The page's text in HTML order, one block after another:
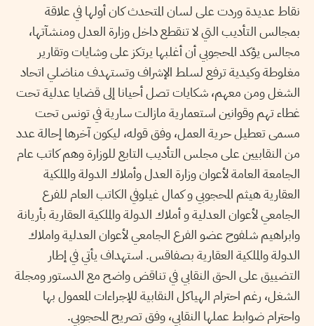
نقاط عديدة وردت على لسان المتحدث كان أولها في علاقة
بمجالس التأديب التي لا تنقطع داخل وزارة العدل ومنشآتها،
مجالس يؤكد المحجوبي أن أغلبها يرتكز على وشايات وتقارير
مغلوطة وكيدية ترفع لسلط الإشراف وتستهدف مناضلي اتحاد
الشغل ومن معهم، شكايات تصل أحيانا إلى قضايا عدلية تحت
غطاء تهم وقوانين استعمارية مازالت سارية في تونس تحت
مسمى تعطيل حرية العمل، وفق قوله، ليكون آخرها إحالة عدد
من النقابيين على مجلس التأديب التابع للوزارة وهم كاتب عام
الجامعة العامة لأعوان وزارة العدل وأملاك الدولة والملكية
العقارية هيثم المحجوبي و كمال غيلوفي الكاتب العام للفرع
الجامعي لأعوان العدلية و أملاك الدولة والملكية العقارية بأريانة
وابراهيم شلفوح عضو الفرع الجامعي لأعوان العدلية واملاك
الدولة والملكية العقارية بصفاقس. استهداف يأتي في إطار
التضييق على الحق النقابي في تناقض واضح مع الدستور ومجلة
الشغل، رغم احترام الهياكل النقابية للإجراءات المعمول بها
واحترام ضوابط عملها النقابي، وفق تصريح المحجوبي.